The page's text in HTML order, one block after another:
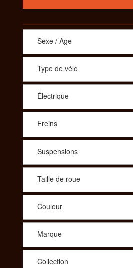
Sexe / Age
Type de vélo
Électrique
Freins
Suspensions
Taille de roue
Couleur
Marque
Collection